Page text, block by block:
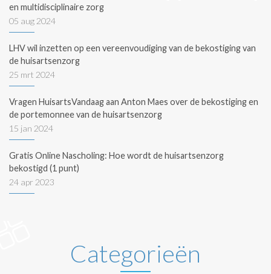
en multidisciplinaire zorg
05 aug 2024
LHV wil inzetten op een vereenvoudiging van de bekostiging van
de huisartsenzorg
25 mrt 2024
Vragen HuisartsVandaag aan Anton Maes over de bekostiging en
de portemonnee van de huisartsenzorg
15 jan 2024
Gratis Online Nascholing: Hoe wordt de huisartsenzorg
bekostigd (1 punt)
24 apr 2023
Categorieën